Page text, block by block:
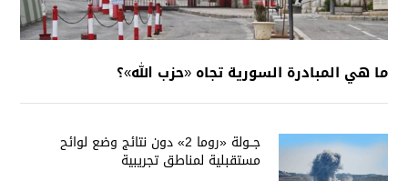
ما هي المبادرة السورية تجاه «حزب الله»؟
جــولة «روما 2» دون نتائج وضع لوائح
مستقبلية لمناطق تجريبية